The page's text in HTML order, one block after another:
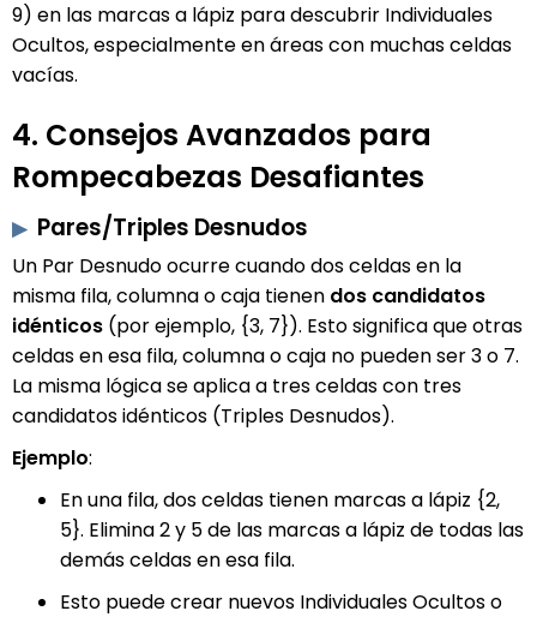
9) en las marcas a lápiz para descubrir Individuales
Ocultos, especialmente en áreas con muchas celdas
vacías.
4. Consejos Avanzados para
Rompecabezas Desafiantes
Pares/Triples Desnudos
Un Par Desnudo ocurre cuando dos celdas en la
misma fila, columna o caja tienen dos candidatos
idénticos (por ejemplo, {3, 7}). Esto significa que otras
celdas en esa fila, columna o caja no pueden ser 3 o 7.
La misma lógica se aplica a tres celdas con tres
candidatos idénticos (Triples Desnudos).
Ejemplo:
En una fila, dos celdas tienen marcas a lápiz {2,
5}. Elimina 2 y 5 de las marcas a lápiz de todas las
demás celdas en esa fila.
Esto puede crear nuevos Individuales Ocultos o